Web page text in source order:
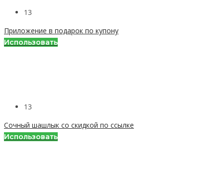
13
Приложение в подарок по купону
Использовать
13
Сочный шашлык со скидкой по ссылке
Использовать